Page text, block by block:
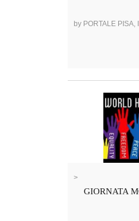
by PORTALE PISA,
>
GIORNATA